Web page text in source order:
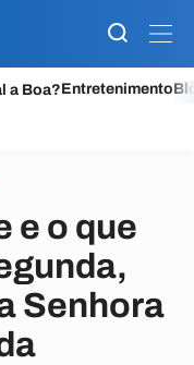
a Boa?Entretenimento
e o que
Senhora